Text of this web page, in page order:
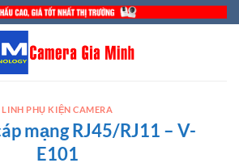
LINH PHỤ KIỆN CAMERA
mạng RJ45/RJ11 – V-
E101